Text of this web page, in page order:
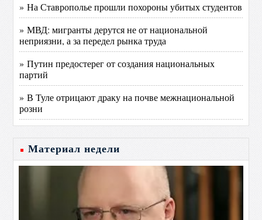
» На Ставрополье прошли похороны убитых студентов
» МВД: мигранты дерутся не от национальной
неприязни, а за передел рынка труда
» Путин предостерег от создания национальных
партий
» В Туле отрицают драку на почве межнациональной
розни
Материал недели